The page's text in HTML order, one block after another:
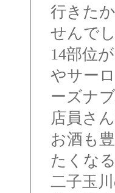
行きた
せんで
14部位
やサー
ーズナブ
店員さ
お酒も
たくな
二子玉